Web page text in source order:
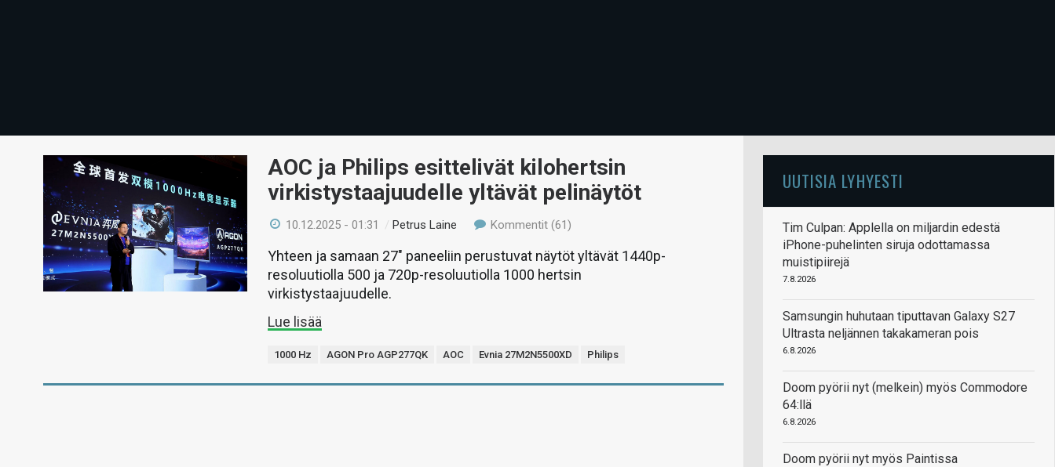
AOC ja Philips esittelivät kilohertsin
virkistystaajuudelle yltävät pelinäytöt
10.12.2025 - 01:31 /Petrus Laine Kommentit (61)
Yhteen ja samaan 27″ paneeliin perustuvat näytöt yltävät 1440p-
resoluutiolla 500 ja 720p-resoluutiolla 1000 hertsin
virkistystaajuudelle.
Lue lisää
1000 Hz AGON Pro AGP277QK AOC Evnia 27M2N5500XD Philips
UUTISIA LYHYESTI
Tim Culpan: Applella on miljardin edestä
iPhone-puhelinten siruja odottamassa
muistipiirejä
7.8.2026
Samsungin huhutaan tiputtavan Galaxy S27
Ultrasta neljännen takakameran pois
6.8.2026
Doom pyörii nyt (melkein) myös Commodore
64:llä
6.8.2026
Doom pyörii nyt myös Paintissa